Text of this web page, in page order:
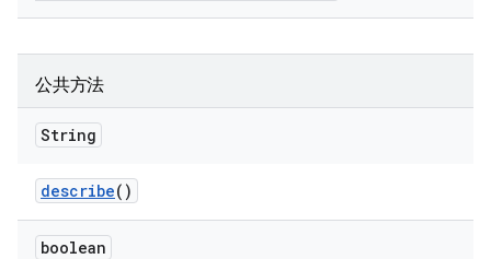
公共方法
String
describe()
boolean